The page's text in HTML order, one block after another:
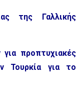
της Γαλλικής
προπτυχιακές
Τουρκία για το